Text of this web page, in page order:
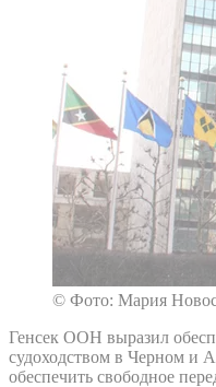
© Фото: Мария
Генсек ООН выразил
судоходством в Черном и
обеспечить свободное